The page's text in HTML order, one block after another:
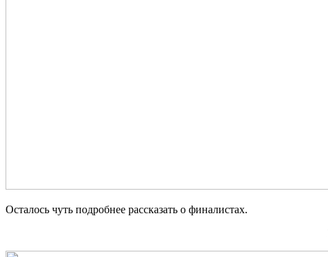
Осталось чуть подробнее рассказать о финалистах.